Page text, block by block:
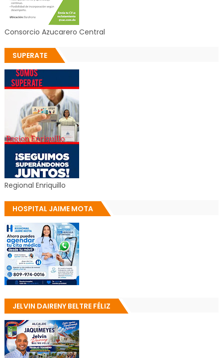
Consorcio Azucarero Central
SUPERATE
Regional Enriquillo
HOSPITAL JAIME MOTA
JELVIN DAIRENY BELTRE FÉLIZ